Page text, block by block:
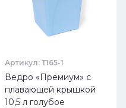
Артикул: Т165-1
Ведро «Премиум» с
плавающей крышкой
10,5 л голубое